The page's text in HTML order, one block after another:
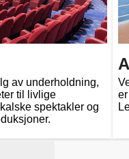
av underholdning,
til livlige
spektakler og